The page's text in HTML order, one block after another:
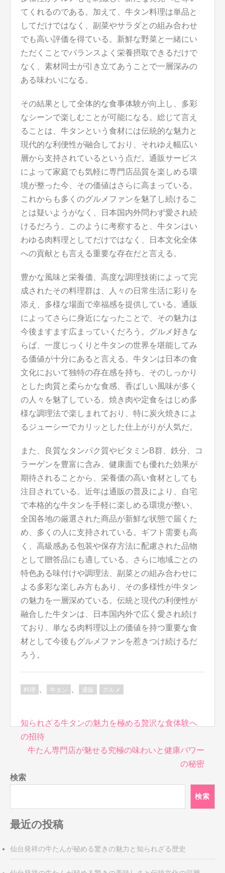
てくれるのである。加えて、牛タン料理は単品と
してだけではなく、副菜やサラダとの組み合わせ
でも高い評価を得ている。新鮮な野菜と一緒にい
ただくことでバランスよく栄養摂取できるだけで
なく、素材同士が引き立てあうことで一層深みの
ある味わいになる。
その結果として全体的な食事体験が向上し、多彩
なシーンで楽しむことが可能になる。総じて言え
ることは、牛タンという食材には伝統的な魅力と
現代的な利便性が融合しており、それゆえ幅広い
層から支持されているという点だ。通販サービス
によって家庭でも気軽に専門店品質を楽しめる環
境が整った今、その価値はさらに高まっている。
これからも多くのグルメファンを魅了し続けるこ
とは疑いようがなく、日本国内外問わず愛され続
けるだろう。このように考察すると、牛タンはい
わゆる肉料理としてだけではなく、日本文化全体
への貢献とも言える重要な存在だと言える。
豊かな風味と栄養価、高度な調理技術によって完
成されたその料理群は、人々の日常生活に彩りを
添え、多様な場面で幸福感を提供している。通販
によってさらに身近になったことで、その魅力は
今後ますます広まっていくだろう。グルメ好きな
らば、一度じっくりと牛タンの世界を堪能してみ
る価値が十分にあると言える。牛タンは日本の食
文化において独特の存在感を持ち、そのしっかり
とした肉質と柔らかな食感、香ばしい風味が多く
の人々を魅了している。焼き肉や定食をはじめ多
様な調理法で楽しまれており、特に炭火焼きによ
るジューシーでカリッとした仕上がりが人気だ。
また、良質なタンパク質やビタミンB群、鉄分、コ
ラーゲンを豊富に含み、健康面でも優れた効果が
期待されることから、栄養価の高い食材としても
注目されている。近年は通販の普及により、自宅
で本格的な牛タンを手軽に楽しめる環境が整い、
全国各地の厳選された商品が新鮮な状態で届くた
め、多くの人に支持されている。ギフト需要も高
く、高級感ある包装や保存方法に配慮された品物
として贈答品にも適している。さらに地域ごとの
特色ある味付けや調理法、副菜との組み合わせに
よる多彩な楽しみ方もあり、その多様性が牛タン
の魅力を一層深めている。伝統と現代の利便性が
融合した牛タンは、日本国内外で広く愛され続け
ており、単なる肉料理以上の価値を持つ重要な食
材として今後もグルメファンを惹きつけ続けるだ
ろう。
料理 牛タン 通販 グルメ
投
稿
ナ
ゲ
ー
ョ
ン
知られざる牛タンの魅力を極める贅沢な食体験へ
の招待
牛たん専門店が魅せる究極の味わいと健康パワー
の秘密
検索
検索
最近の投稿
仙台発祥の牛たんが秘める驚きの魅力と知られざる歴史